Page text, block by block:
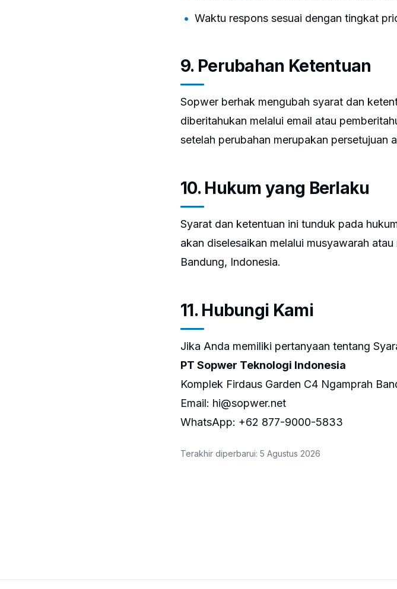
Waktu respons sesuai dengan tingkat
9. Perubahan Ketentuan
Sopwer berhak mengubah syarat dan
diberitahukan melalui email atau
setelah perubahan merupakan persetujuan
10. Hukum yang Berlaku
Syarat dan ketentuan ini tunduk pada
akan diselesaikan melalui musyawarah
Bandung, Indonesia.
11. Hubungi Kami
Jika Anda memiliki pertanyaan tentang
PT Sopwer Teknologi Indonesia
Komplek Firdaus Garden C4 Ngamprah
Email: hi@sopwer.net
WhatsApp: +62 877-9000-5833
Terakhir diperbarui: 5 Agustus 2026